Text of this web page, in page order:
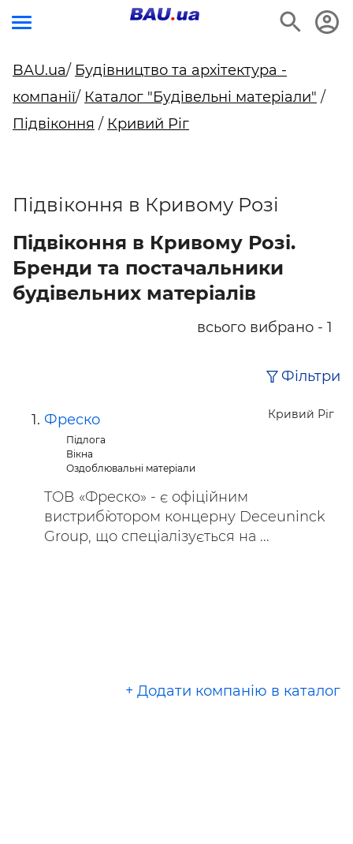
BAU.ua/ Будівництво та архітектура -
компанії/ Каталог "Будівельні матеріали" /
Підвіконня / Кривий Ріг
Підвіконня в Кривому Розі
Підвіконня в Кривому Розі.
Бренди та постачальники
будівельних матеріалів
всього вибрано - 1
Фільтри
Кривий Ріг
Фреско
Підлога
Вікна
Оздоблювальні матеріали
ТОВ «Фреско» - є офіційним
вистриб`ютором концерну Deceuninck
Group, що спеціалізується на ...
+ Додати компанію в каталог